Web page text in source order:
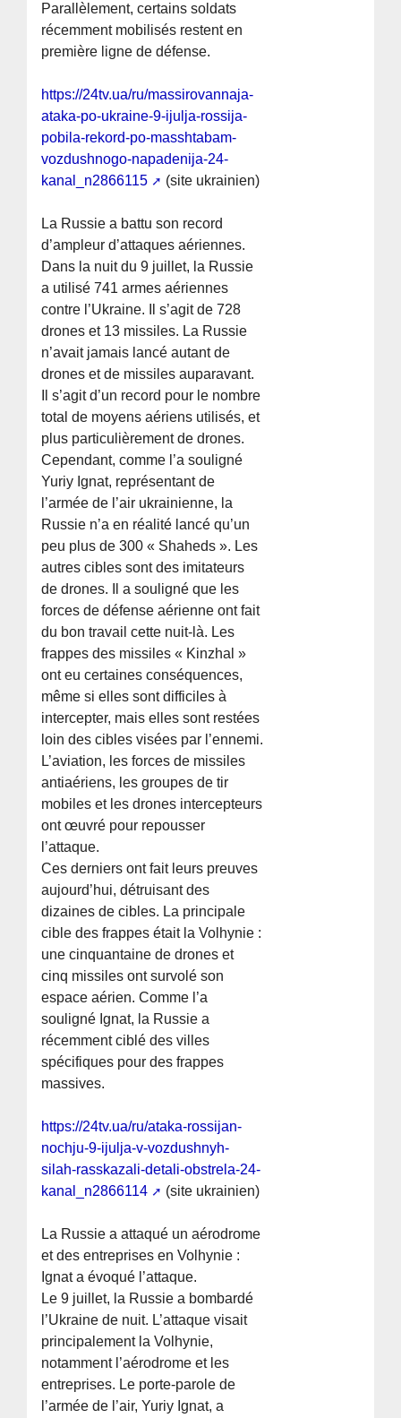
Parallèlement, certains soldats
récemment mobilisés restent en
première ligne de défense.
https://24tv.ua/ru/massirovannaja-
ataka-po-ukraine-9-ijulja-rossija-
pobila-rekord-po-masshtabam-
vozdushnogo-napadenija-24-
kanal_n2866115
(site ukrainien)
La Russie a battu son record
d’ampleur d’attaques aériennes.
Dans la nuit du 9 juillet, la Russie
a utilisé 741 armes aériennes
contre l’Ukraine. Il s’agit de 728
drones et 13 missiles. La Russie
n’avait jamais lancé autant de
drones et de missiles auparavant.
Il s’agit d’un record pour le nombre
total de moyens aériens utilisés, et
plus particulièrement de drones.
Cependant, comme l’a souligné
Yuriy Ignat, représentant de
l’armée de l’air ukrainienne, la
Russie n’a en réalité lancé qu’un
peu plus de 300 « Shaheds ». Les
autres cibles sont des imitateurs
de drones. Il a souligné que les
forces de défense aérienne ont fait
du bon travail cette nuit-là. Les
frappes des missiles « Kinzhal »
ont eu certaines conséquences,
même si elles sont difficiles à
intercepter, mais elles sont restées
loin des cibles visées par l’ennemi.
L’aviation, les forces de missiles
antiaériens, les groupes de tir
mobiles et les drones intercepteurs
ont œuvré pour repousser
l’attaque.
Ces derniers ont fait leurs preuves
aujourd’hui, détruisant des
dizaines de cibles. La principale
cible des frappes était la Volhynie :
une cinquantaine de drones et
cinq missiles ont survolé son
espace aérien. Comme l’a
souligné Ignat, la Russie a
récemment ciblé des villes
spécifiques pour des frappes
massives.
https://24tv.ua/ru/ataka-rossijan-
nochju-9-ijulja-v-vozdushnyh-
silah-rasskazali-detali-obstrela-24-
kanal_n2866114
(site ukrainien)
La Russie a attaqué un aérodrome
et des entreprises en Volhynie :
Ignat a évoqué l’attaque.
Le 9 juillet, la Russie a bombardé
l’Ukraine de nuit. L’attaque visait
principalement la Volhynie,
notamment l’aérodrome et les
entreprises. Le porte-parole de
l’armée de l’air, Yuriy Ignat, a